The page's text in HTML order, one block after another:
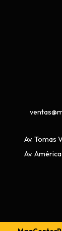
Av. Tomas
Av.